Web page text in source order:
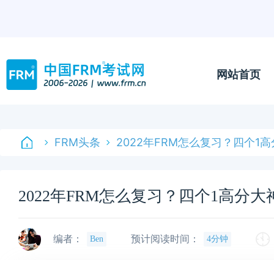
网站首页
FRM头条 2022年FRM怎么复习？四个1
2022年FRM怎么复习？四个1高分
编者： Ben 预计阅读时间： 4分钟